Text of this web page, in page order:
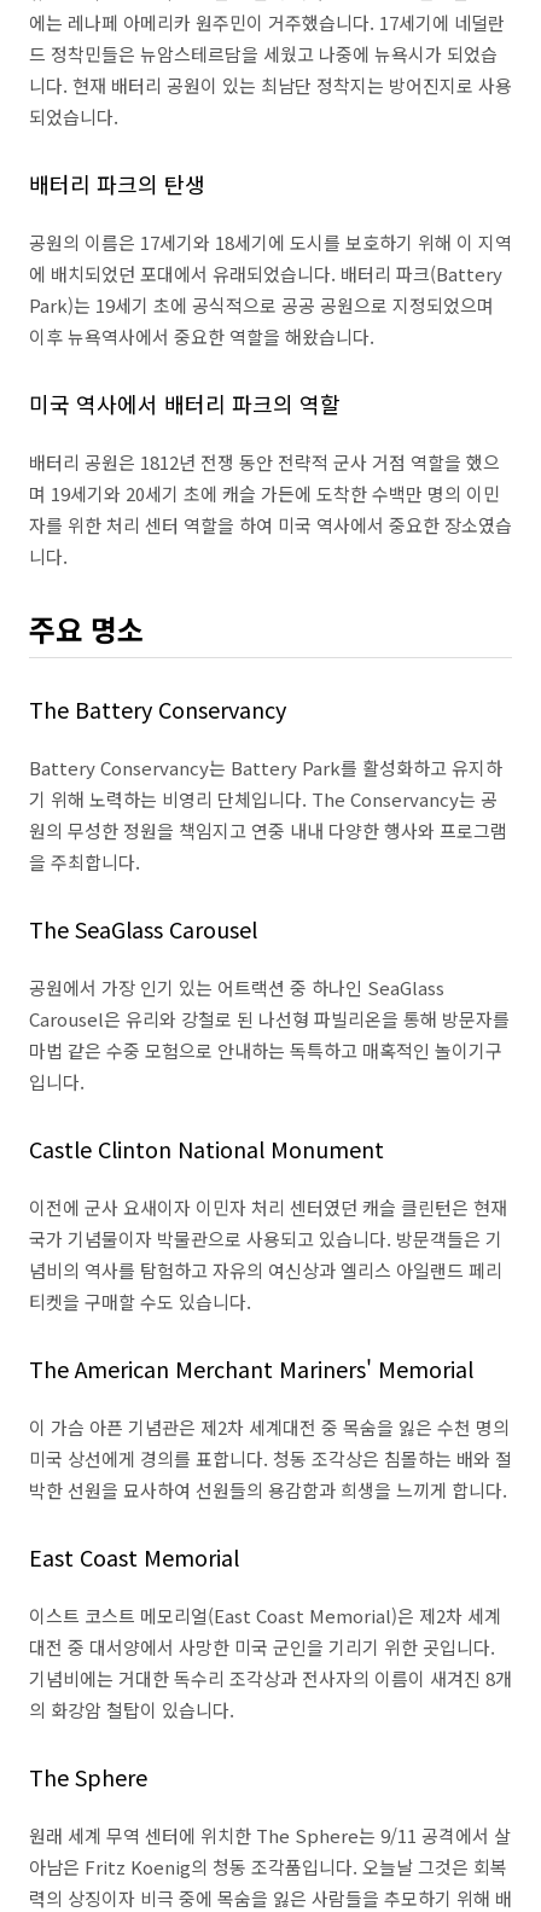
에는 레나페 아메리카 원주민이 거주했습니다. 17세기에 네덜란
드 정착민들은 뉴암스테르담을 세웠고 나중에 뉴욕시가 되었습
니다. 현재 배터리 공원이 있는 최남단 정착지는 방어진지로 사용
되었습니다.
배터리 파크의 탄생
공원의 이름은 17세기와 18세기에 도시를 보호하기 위해 이 지역
에 배치되었던 포대에서 유래되었습니다. 배터리 파크(Battery
Park)는 19세기 초에 공식적으로 공공 공원으로 지정되었으며
이후 뉴욕역사에서 중요한 역할을 해왔습니다.
미국 역사에서 배터리 파크의 역할
배터리 공원은 1812년 전쟁 동안 전략적 군사 거점 역할을 했으
며 19세기와 20세기 초에 캐슬 가든에 도착한 수백만 명의 이민
자를 위한 처리 센터 역할을 하여 미국 역사에서 중요한 장소였습
니다.
주요 명소
The Battery Conservancy
Battery Conservancy는 Battery Park를 활성화하고 유지하
기 위해 노력하는 비영리 단체입니다. The Conservancy는 공
원의 무성한 정원을 책임지고 연중 내내 다양한 ​​행사와 프로그램
을 주최합니다.
The SeaGlass Carousel
공원에서 가장 인기 있는 어트랙션 중 하나인 SeaGlass
Carousel은 유리와 강철로 된 나선형 파빌리온을 통해 방문자를
마법 같은 수중 모험으로 안내하는 독특하고 매혹적인 놀이기구
입니다.
Castle Clinton National Monument
이전에 군사 요새이자 이민자 처리 센터였던 캐슬 클린턴은 현재
국가 기념물이자 박물관으로 사용되고 있습니다. 방문객들은 기
념비의 역사를 탐험하고 자유의 여신상과 엘리스 아일랜드 페리
티켓을 구매할 수도 있습니다.
The American Merchant Mariners' Memorial
이 가슴 아픈 기념관은 제2차 세계대전 중 목숨을 잃은 수천 명의
미국 상선에게 경의를 표합니다. 청동 조각상은 침몰하는 배와 절
박한 선원을 묘사하여 선원들의 용감함과 희생을 느끼게 합니다.
East Coast Memorial
이스트 코스트 메모리얼(East Coast Memorial)은 제2차 세계
대전 중 대서양에서 사망한 미국 군인을 기리기 위한 곳입니다.
기념비에는 거대한 독수리 조각상과 전사자의 이름이 새겨진 8개
의 화강암 철탑이 있습니다.
The Sphere
원래 세계 무역 센터에 위치한 The Sphere는 9/11 공격에서 살
아남은 Fritz Koenig의 청동 조각품입니다. 오늘날 그것은 회복
력의 상징이자 비극 중에 목숨을 잃은 사람들을 추모하기 위해 배